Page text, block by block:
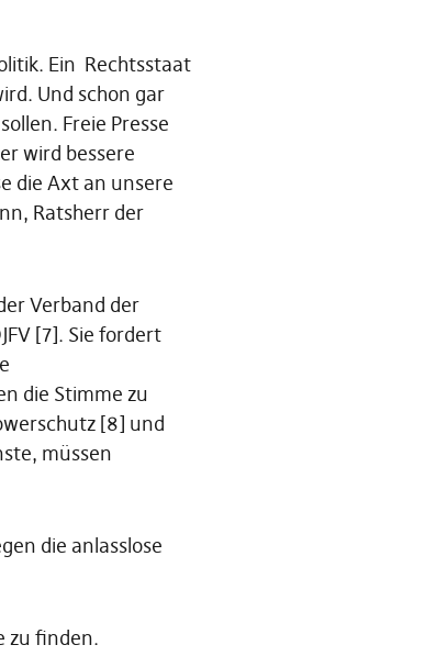
Ein Rechtsstaat
Und schon gar
Freie Presse
wird bessere
die Axt an unsere
Ratsherr der
Verband der
[7]. Sie fordert
die Stimme zu
[8] und
müssen
die anlasslose
zu finden.